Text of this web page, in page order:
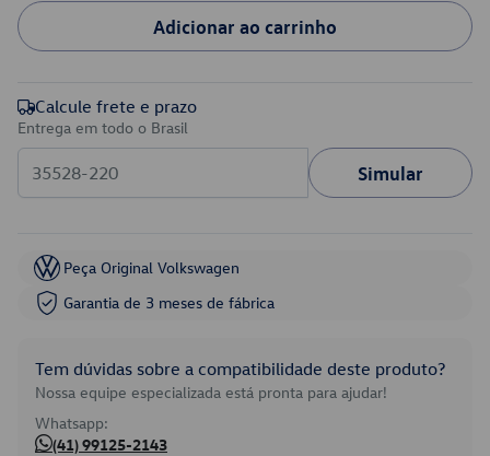
Adicionar ao carrinho
Calcule frete e prazo
Entrega em todo o Brasil
Simular
Peça Original Volkswagen
Garantia de 3 meses de fábrica
Tem dúvidas sobre a compatibilidade deste produto?
Nossa equipe especializada está pronta para ajudar!
Whatsapp:
(41) 99125-2143